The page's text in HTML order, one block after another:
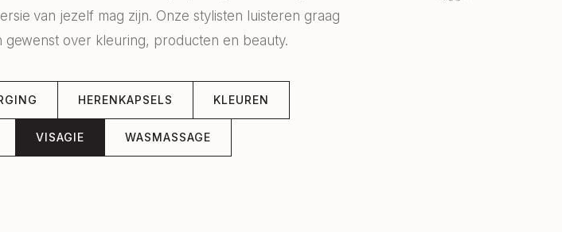
van jezelf mag zijn. Onze stylisten luisteren graag
gewenst over kleuring, producten en beauty.
HERENKAPSELS KLEUREN
VISAGIE WASMASSAGE